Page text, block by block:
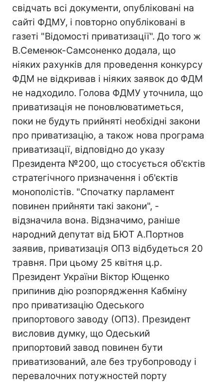
свідчать всі документи, опубліковані на
сайті ФДМУ, і повторно опубліковані в
газеті "Відомості приватизації". До того ж
В.Семенюк-Самсоненко додала, що
ніяких рахунків для проведення конкурсу
ФДМ не відкривав і ніяких заявок до ФДМ
не надходило. Голова ФДМУ уточнила, що
приватизація не поновлюватиметься,
поки не будуть прийняті необхідні закони
про приватизацію, а також нова програма
приватизації, відповідно до указу
Президента №200, що стосується об'єктів
стратегічного призначення і об'єктів
монополістів. "Спочатку парламент
повинен прийняти такі закони", -
відзначила вона. Відзначимо, раніше
народний депутат від БЮТ А.Портнов
заявив, приватизація ОПЗ відбудеться 20
травня. При цьому 25 квітня ц.р.
Президент України Віктор Ющенко
припинив дію розпорядження Кабміну
про приватизацію Одеського
припортового заводу (ОПЗ). Президент
висловив думку, що Одеський
припортовий завод повинен бути
приватизований, але без трубопроводу і
перевалочних потужностей порту